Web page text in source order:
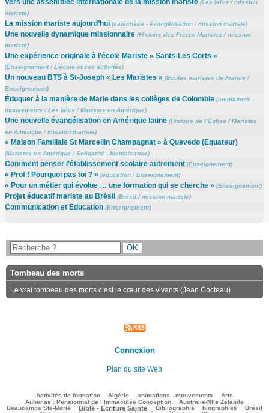
Vers une assemblée internationale de la mission mariste (Les laïcs /mission
mariste)
La mission mariste aujourd’hui (catéchèse - évangélisation/mission mariste)
Une nouvelle dynamique missionnaire (Histoire des Frères Maristes /mission
mariste)
Une expérience originale à l’école Mariste « Sants-Les Corts »
(Enseignement/L’école et ses activités)
Un nouveau BTS à St-Joseph « Les Maristes » (Ecoles maristes de France/
Enseignement)
Éduquer à la manière de Marie dans les collèges de Colombie (animations -
mouvements /Les laïcs /Maristes en Amérique)
Une nouvelle évangélisation en Amérique latine (Histoire de l’Eglise/Maristes
en Amérique/mission mariste)
« Maison Familiale St Marcellin Champagnat » à Quevedo (Equateur)
(Maristes en Amérique/Solidarité - bienfaisance)
Comment penser l’établissement scolaire autrement (Enseignement)
« Prof ! Pourquoi pas toi ? » (éducation/Enseignement)
« Pour un métier qui évolue … une formation qui se cherche » (Enseignement)
Projet éducatif mariste au Brésil (Brésil/mission mariste)
Communication et Education (Enseignement)
Tombeau des morts
Le vrai tombeau des morts c’est le cœur des vivants (Jean Cocteau)
Connexion
Plan du site Web
Activités de formation Algérie animations - mouvements Arts
Aubenas : Pensionnat de l’Immaculée Conception
54/2402 Australie-Nlle Zélande
73/2402
Beaucamps Ste-Marie
520/2402 Bible - Ecriture Sainte
39/2402 Bibliographie
401/2402 biographies
105/2402 Brésil
686/2402